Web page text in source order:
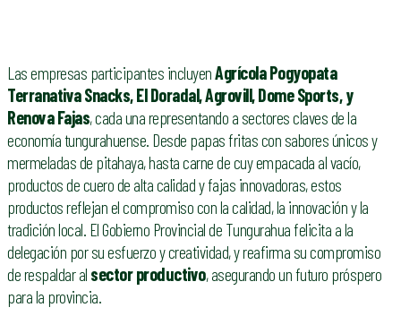
Las empresas participantes incluyenAgrícola Pogyopata
Terranativa Snacks, El Doradal, Agrovill, Dome Sports, y
Renova Fajas, cada una representando a sectores claves de la
economía tungurahuense. Desde papas fritas con sabores únicos y
mermeladas de pitahaya, hasta carne de cuy empacada al vacío,
productos de cuero de alta calidad y fajas innovadoras, estos
productos reflejan el compromiso con la calidad, la innovación y la
tradición local. El Gobierno Provincial de Tungurahua felicita a la
delegación por su esfuerzo y creatividad, y reafirma su compromiso
de respaldar al sector productivo, asegurando un futuro próspero
para la provincia.